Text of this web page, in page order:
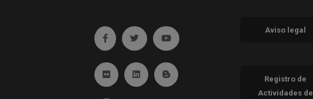
Ir a facebook (abre en ventana nueva)
Ir a twitter (abre en ventana nueva)
Ir a YouTube (abre en ventana nueva)
Ir a Flickr (abre en ventana nueva)
Ir a Linkedin (abre en ventana nueva)
Ir al Blog (abre en ventana nueva)
Aviso legal
Registro de
Actividades de